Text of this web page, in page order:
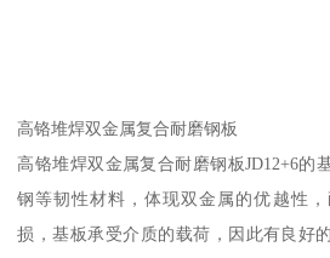
高铬堆焊双金属复合耐磨钢板
高铬堆焊双金属复合耐磨钢板JD12+6的
钢等韧性材料，体现双金属的优越性
损，基板承受介质的载荷，因此有良好